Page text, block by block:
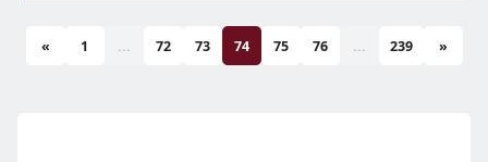
« 1 ... 72 73 74 75 76 ... 239 »